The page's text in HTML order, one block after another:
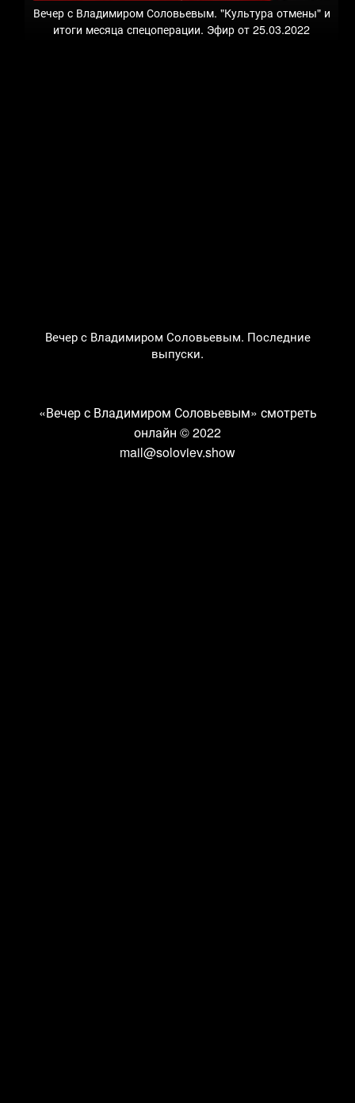
Вечер с Владимиром Соловьевым. "Культура отмены" и
итоги месяца спецоперации. Эфир от 25.03.2022
Вечер с Владимиром Соловьевым. Последние
выпуски.
«Вечер с Владимиром Соловьевым» смотреть
онлайн © 2022
mail@soloviev.show